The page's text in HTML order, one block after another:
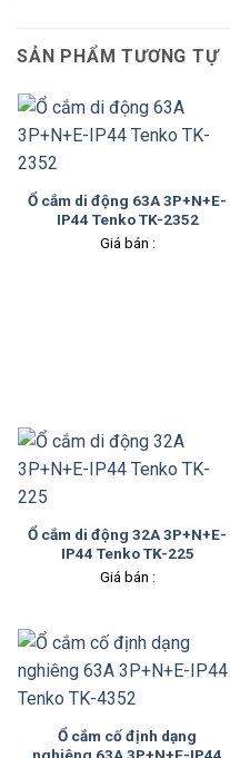
SẢN PHẨM TƯƠNG TỰ
Ổ cắm di động 63A 3P+N+E-
IP44 Tenko TK-2352
Giá bán :
Ổ cắm di động 32A 3P+N+E-
IP44 Tenko TK-225
Giá bán :
Ổ cắm cố định dạng